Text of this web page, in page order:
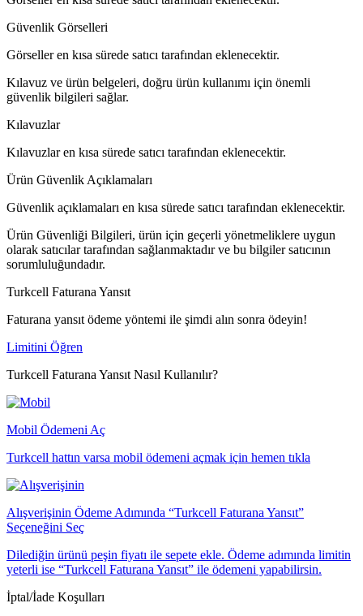
Güvenlik Görselleri
Görseller en kısa sürede satıcı tarafından eklenecektir.
Kılavuz ve ürün belgeleri, doğru ürün kullanımı için önemli
güvenlik bilgileri sağlar.
Kılavuzlar
Kılavuzlar en kısa sürede satıcı tarafından eklenecektir.
Ürün Güvenlik Açıklamaları
Güvenlik açıklamaları en kısa sürede satıcı tarafından eklenecektir.
Ürün Güvenliği Bilgileri, ürün için geçerli yönetmeliklere uygun
olarak satıcılar tarafından sağlanmaktadır ve bu bilgiler satıcının
sorumluluğundadır.
Turkcell Faturana Yansıt
Faturana yansıt ödeme yöntemi ile şimdi alın sonra ödeyin!
Limitini Öğren
Turkcell Faturana Yansıt Nasıl Kullanılır?
Mobil Ödemeni Aç
Turkcell hattın varsa mobil ödemeni açmak için hemen tıkla
Alışverişinin Ödeme Adımında “Turkcell Faturana Yansıt”
Seçeneğini Seç
Dilediğin ürünü peşin fiyatı ile sepete ekle. Ödeme adımında limitin
yeterli ise “Turkcell Faturana Yansıt” ile ödemeni yapabilirsin.
İptal/İade Koşulları